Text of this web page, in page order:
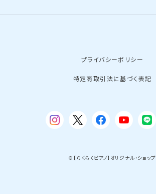
プライバシーポリシー
特定商取引法に基づく表記
© 【らくらくピアノ】オリジナル・ショップ